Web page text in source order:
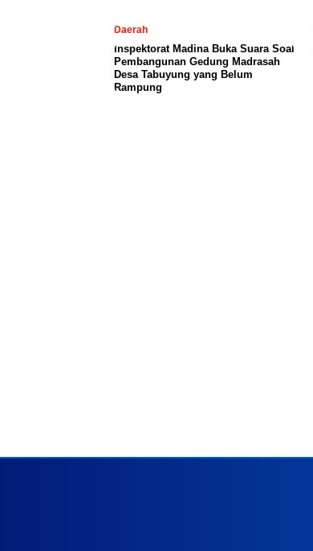
Daerah
Inspektorat Madina Buka Suara Soal
Pembangunan Gedung Madrasah
Desa Tabuyung yang Belum
Rampung